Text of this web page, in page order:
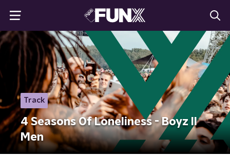
Track
4 Seasons Of Loneliness - Boyz II
Men